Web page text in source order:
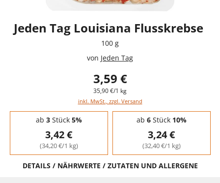
Jeden Tag Louisiana Flusskrebse
100 g
von Jeden Tag
3,59 €
35,90 €/1 kg
inkl. MwSt., zzgl. Versand
Staffelpreise - Mengenrabatt
ab 3Stück 5%
3,42 €
(34,20 €/1 kg)
ab 6Stück 10%
3,24 €
(32,40 €/1 kg)
DETAILS / NÄHRWERTE / ZUTATEN UND ALLERGENE